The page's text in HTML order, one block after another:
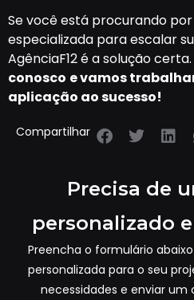
Se você está procurando
especializada para escalar
AgênciaF12 é a solução certa.
conosco e vamos
aplicação ao sucesso!
Compartilhar
Precisa de
personalizado
Preencha o formulário
personalizada para o seu
necessidades e enviar